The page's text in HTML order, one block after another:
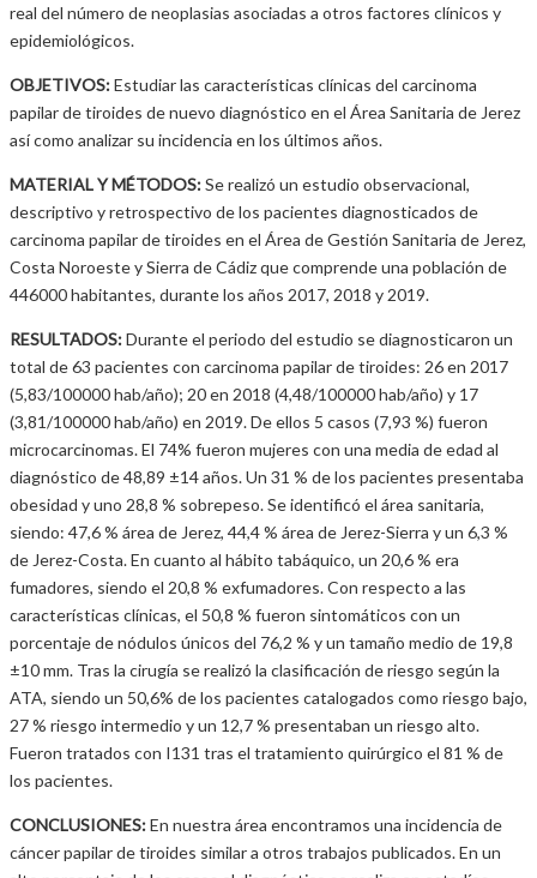
real del número de neoplasias asociadas a otros factores clínicos y
epidemiológicos.
OBJETIVOS:Estudiar las características clínicas del carcinoma
papilar de tiroides de nuevo diagnóstico en el Área Sanitaria de Jerez
así como analizar su incidencia en los últimos años.
MATERIAL Y MÉTODOS:Se realizó un estudio observacional,
descriptivo y retrospectivo de los pacientes diagnosticados de
carcinoma papilar de tiroides en el Área de Gestión Sanitaria de Jerez,
Costa Noroeste y Sierra de Cádiz que comprende una población de
446000 habitantes, durante los años 2017, 2018 y 2019.
RESULTADOS:Durante el periodo del estudio se diagnosticaron un
total de 63 pacientes con carcinoma papilar de tiroides: 26 en 2017
(5,83/100000 hab/año); 20 en 2018 (4,48/100000 hab/año) y 17
(3,81/100000 hab/año) en 2019. De ellos 5 casos (7,93 %) fueron
microcarcinomas. El 74% fueron mujeres con una media de edad al
diagnóstico de 48,89 ±14 años. Un 31 % de los pacientes presentaba
obesidad y uno 28,8 % sobrepeso. Se identificó el área sanitaria,
siendo: 47,6 % área de Jerez, 44,4 % área de Jerez-Sierra y un 6,3 %
de Jerez-Costa. En cuanto al hábito tabáquico, un 20,6 % era
fumadores, siendo el 20,8 % exfumadores. Con respecto a las
características clínicas, el 50,8 % fueron sintomáticos con un
porcentaje de nódulos únicos del 76,2 % y un tamaño medio de 19,8
±10 mm. Tras la cirugía se realizó la clasificación de riesgo según la
ATA, siendo un 50,6% de los pacientes catalogados como riesgo bajo,
27 % riesgo intermedio y un 12,7 % presentaban un riesgo alto.
Fueron tratados con I131 tras el tratamiento quirúrgico el 81 % de
los pacientes.
CONCLUSIONES:En nuestra área encontramos una incidencia de
cáncer papilar de tiroides similar a otros trabajos publicados. En un